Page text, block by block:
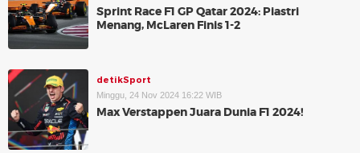
Sprint Race F1 GP Qatar 2024: Piastri
Menang, McLaren Finis 1-2
detikSport
Minggu, 24 Nov 2024 16:22 WIB
Max Verstappen Juara Dunia F1 2024!